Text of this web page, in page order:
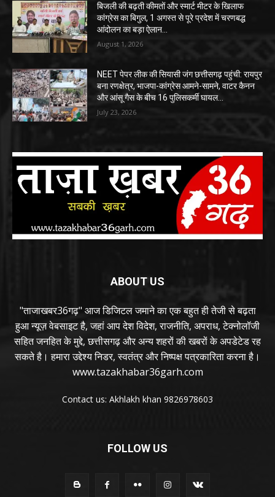
बिजली की बढ़ती कीमतों और स्मार्ट मीटर के खिलाफ
कांग्रेस का बिगुल, 1 अगस्त से पूरे प्रदेश में चरणबद्ध
आंदोलन का बड़ा ऐलान…
August 1, 2026
NEET पेपर लीक की सियासी जंग छत्तीसगढ़ पहुंची: रायपुर
बना रणक्षेत्र, भाजपा-कांग्रेस आमने-सामने, वाटर कैनन
और आंसू गैस के बीच 16 पुलिसकर्मी घायल…
July 23, 2026
ABOUT US
"ताजाखबर36गढ़" आज डिजिटल जमाने का एक बहुत ही तेजी से बढ़ता
हुआ न्यूज़ वेबसाइट है, जहां आप देश विदेश, राजनीति, अपराध, टेक्नोलॉजी
सहित जनहित के मुद्दे, छत्तीसगढ़ और अन्य शहरों की खबरों के अपडेटेड रह
सकते है। हमारा उद्देश्य निडर, स्वतंत्र और निष्पक्ष पत्रकारिता करना है।
www.tazakhabar36garh.com
Contact us: Akhlakh khan 9826978603
FOLLOW US